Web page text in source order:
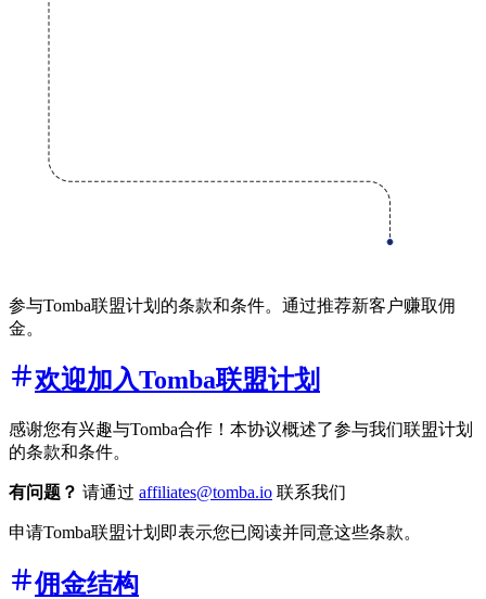
参与Tomba联盟计划的条款和条件。通过推荐新客户赚取佣
金。
欢迎加入Tomba联盟计划
感谢您有兴趣与Tomba合作！本协议概述了参与我们联盟计划
的条款和条件。
有问题？ 请通过 affiliates@tomba.io 联系我们
申请Tomba联盟计划即表示您已阅读并同意这些条款。
佣金结构